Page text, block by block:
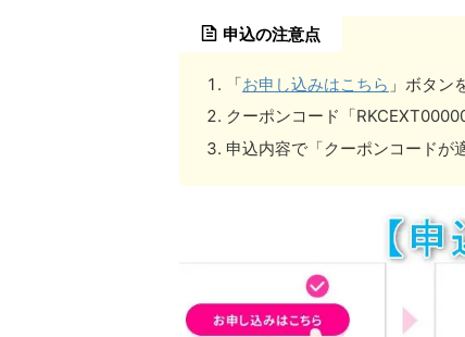
申込の注意点
「お申し込みはこちら 」ボタン
クーポンコード「
申込内容で「クーポンコードが